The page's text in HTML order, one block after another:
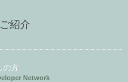
紹介
の方
Network